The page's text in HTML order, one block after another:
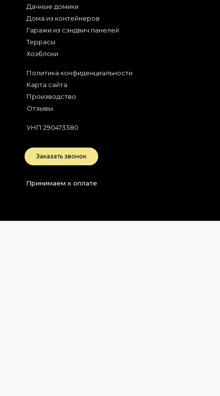
Дачные домики
Дома из контейнеров
Гаражи из сэндвич панелей
Террасы
Хозблоки
Политика конфиденциальности
Карта сайта
Производство
Отзывы
УНП 290473380
Заказать звонок
Принимаем к оплате